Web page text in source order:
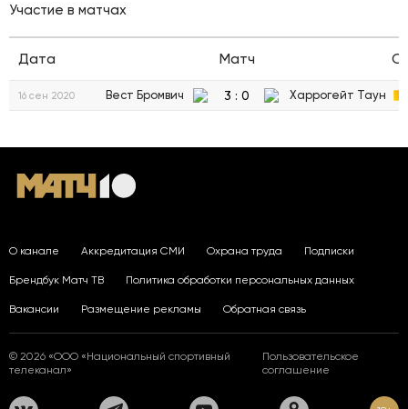
Участие в матчах
Дата Матч
16 сен 2020 Вест Бромвич 3 : 0 Харрогейт Таун
О канале Аккредитация СМИ Охрана труда Подписки
Брендбук Матч ТВ Политика обработки персональных данных
Вакансии Размещение рекламы Обратная связь
© 2026 «ООО «Национальный спортивный
телеканал»
Пользовательское
соглашение